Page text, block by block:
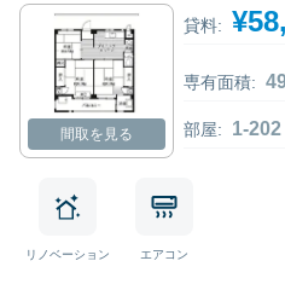
間取を見る
貸料:
専有面積:
部屋: 1-202
リノベーション エアコン